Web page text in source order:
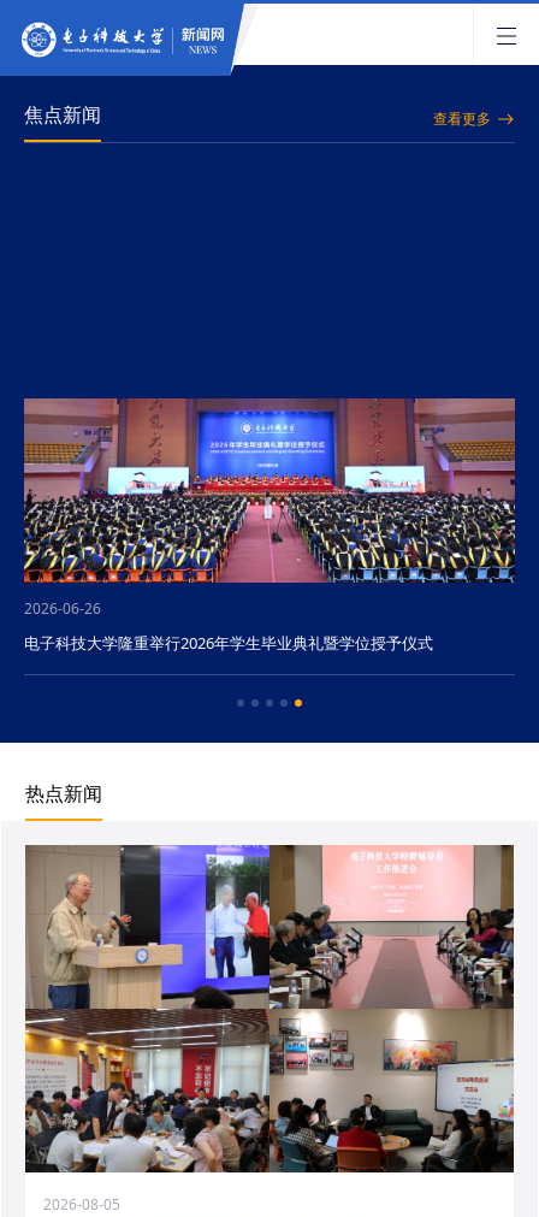
焦点新闻 查看更多
2026-06-26
电子科技大学隆重举行2026年学生毕业典礼暨学位授予仪式
热点新闻
2026-08-05